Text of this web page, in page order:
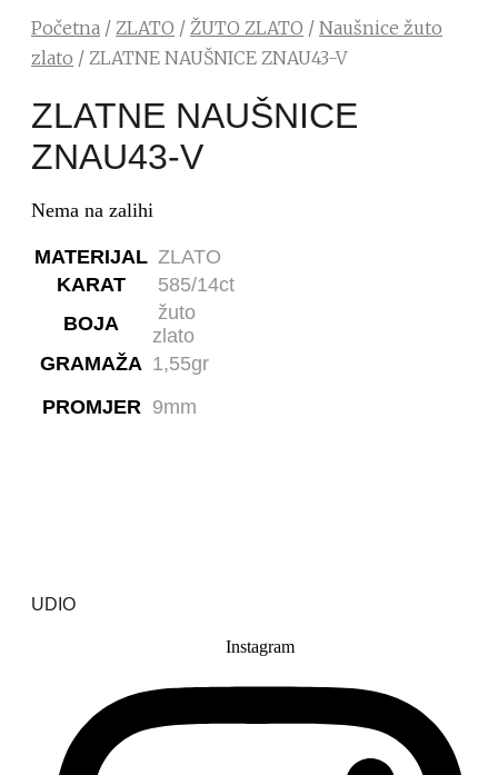
Početna / ZLATO / ŽUTO ZLATO / Naušnice žuto
zlato / ZLATNE NAUŠNICE ZNAU43-V
ZLATNE NAUŠNICE
ZNAU43-V
Nema na zalihi
MATERIJAL ZLATO
KARAT
585/14ct
BOJA
žuto
zlato
GRAMAŽA
PROMJER
1,55gr
9mm
UDIO
Instagram